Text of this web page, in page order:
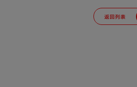
返回列表